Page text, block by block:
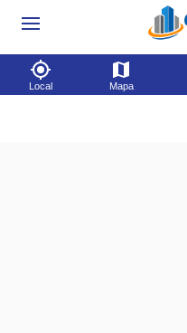
Local Mapa